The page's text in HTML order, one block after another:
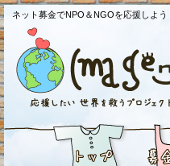
ネット募金でNPO＆NGOを応援しよ